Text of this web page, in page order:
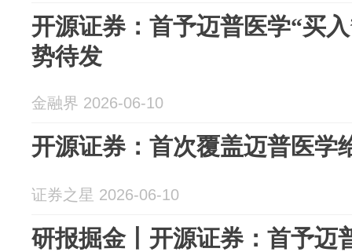
开源证券：首予迈普医学“买
势待发
金融界 2026-06-10
开源证券：首次覆盖迈普医学
证券之星 2026-06-10
研报掘金丨开源证券：首予迈